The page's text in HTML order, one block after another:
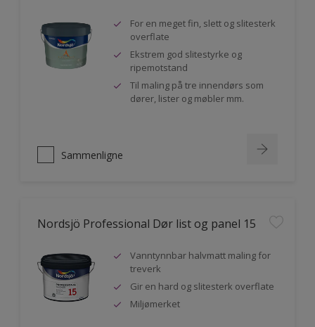
For en meget fin, slett og slitesterk
overflate
Ekstrem god slitestyrke og
ripemotstand
Til maling på tre innendørs som
dører, lister og møbler mm.
Sammenligne
Nordsjö Professional Dør list og panel 15
Vanntynnbar halvmatt maling for
treverk
Gir en hard og slitesterk overflate
Miljømerket